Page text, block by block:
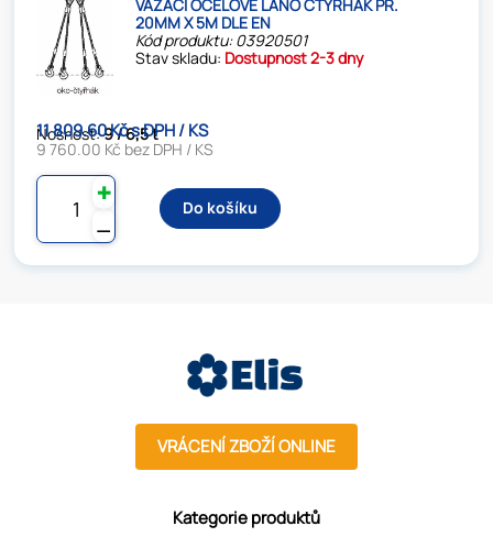
VÁZACÍ OCELOVÉ LANO ČTYŘHÁK PR.
20MM X 5M DLE EN
Kód produktu: 03920501
Stav skladu: Dostupnost 2-3 dny
Nosnost:9 / 6,5 t
11 809.60 Kč s DPH / KS
9 760.00 Kč bez DPH / KS
⚊
✚
Do košíku
VRÁCENÍ ZBOŽÍ ONLINE
Kategorie produktů